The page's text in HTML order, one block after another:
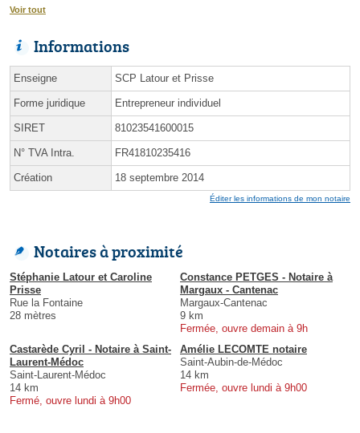
Voir tout
Informations
Enseigne SCP Latour et Prisse
Forme juridique Entrepreneur individuel
SIRET 81023541600015
N° TVA Intra. FR41810235416
Création 18 septembre 2014
Éditer les informations de mon notaire
Notaires à proximité
Stéphanie Latour et Caroline
Prisse
Rue la Fontaine
28 mètres
Constance PETGES - Notaire à
Margaux - Cantenac
Margaux-Cantenac
9 km
Fermée, ouvre demain à 9h
Castarède Cyril - Notaire à Saint-
Laurent-Médoc
Saint-Laurent-Médoc
14 km
Fermé, ouvre lundi à 9h00
Amélie LECOMTE notaire
Saint-Aubin-de-Médoc
14 km
Fermée, ouvre lundi à 9h00